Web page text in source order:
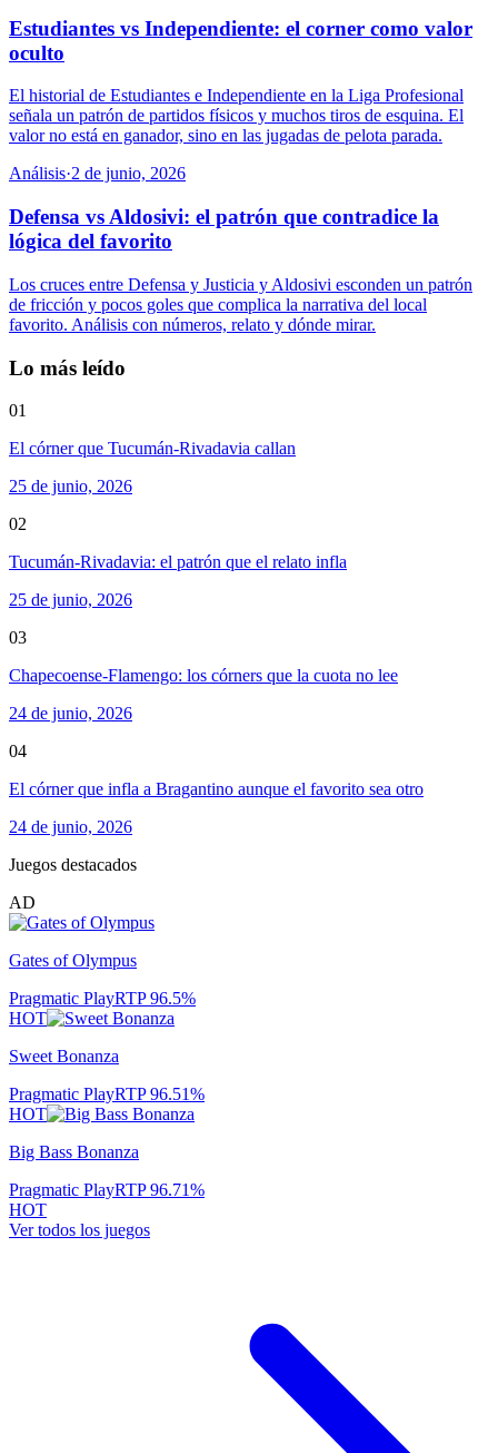
Estudiantes vs Independiente: el corner como valor
oculto
El historial de Estudiantes e Independiente en la Liga Profesional
señala un patrón de partidos físicos y muchos tiros de esquina. El
valor no está en ganador, sino en las jugadas de pelota parada.
Análisis·2 de junio, 2026
Defensa vs Aldosivi: el patrón que contradice la
lógica del favorito
Los cruces entre Defensa y Justicia y Aldosivi esconden un patrón
de fricción y pocos goles que complica la narrativa del local
favorito. Análisis con números, relato y dónde mirar.
Lo más leído
01
El córner que Tucumán-Rivadavia callan
25 de junio, 2026
02
Tucumán-Rivadavia: el patrón que el relato infla
25 de junio, 2026
03
Chapecoense-Flamengo: los córners que la cuota no lee
24 de junio, 2026
04
El córner que infla a Bragantino aunque el favorito sea otro
24 de junio, 2026
Juegos destacados
AD
Gates of Olympus
Pragmatic PlayRTP96.5%
HOT
Sweet Bonanza
Pragmatic PlayRTP96.51%
HOT
Big Bass Bonanza
Pragmatic PlayRTP96.71%
HOT
Ver todos los juegos